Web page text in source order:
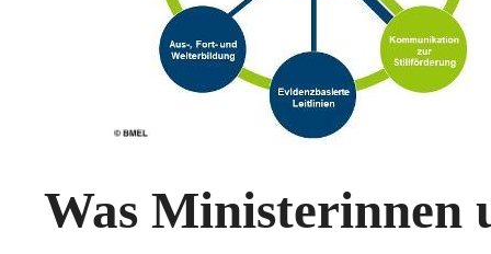
Was Ministerinnen